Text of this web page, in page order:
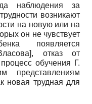
наблюдения за
возникают
на новую или на
он не чувствует
появляется
], отказ от
обучения Г.
представлениям
новая трудная для